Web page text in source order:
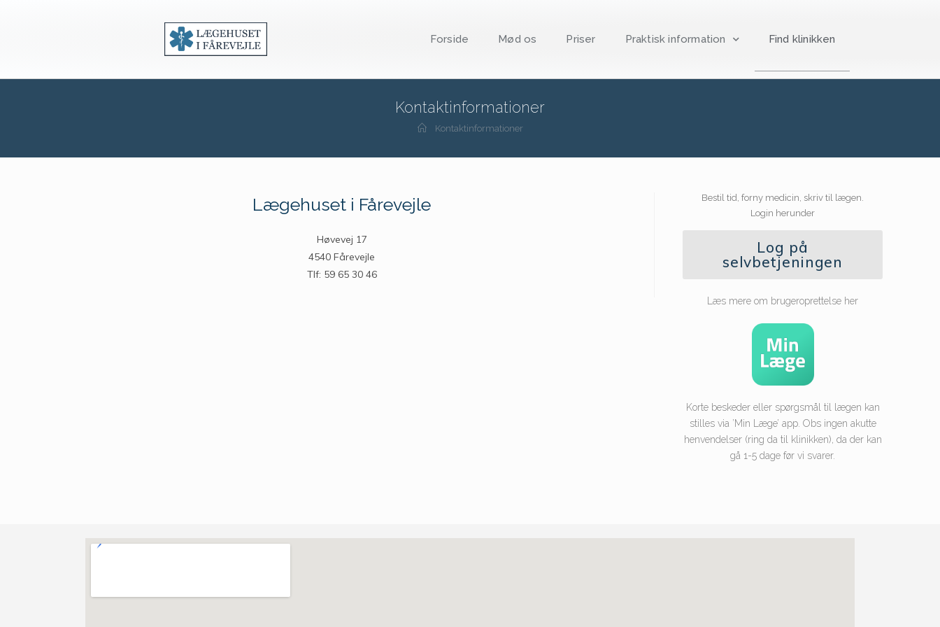
Forside Mød os Priser Praktisk information Find klinikken
Kontaktinformationer
Kontaktinformationer
Lægehuset i Fårevejle
Høvevej 17
4540 Fårevejle
Tlf: 59 65 30 46
Bestil tid, forny medicin, skriv til lægen.
Login herunder
Log på
selvbetjeningen
Læs mere om brugeroprettelse her
Korte beskeder eller spørgsmål til lægen kan
stilles via ’Min Læge’ app. Obs ingen akutte
henvendelser (ring da til klinikken), da der kan
gå 1-5 dage før vi svarer.